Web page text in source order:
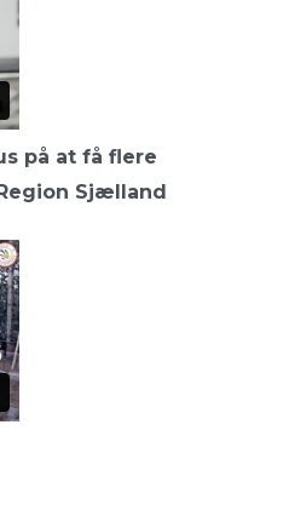
på at få flere
Sjælland